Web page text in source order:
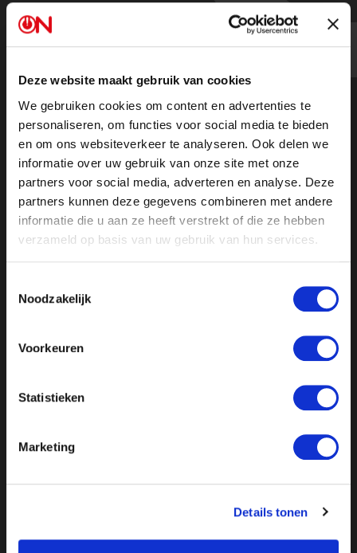
Deze website maakt gebruik van cookies
We gebruiken cookies om content en advertenties te
personaliseren, om functies voor social media te bieden
en om ons websiteverkeer te analyseren. Ook delen we
informatie over uw gebruik van onze site met onze
partners voor social media, adverteren en analyse. Deze
partners kunnen deze gegevens combineren met andere
informatie die u aan ze heeft verstrekt of die ze hebben
verzameld op basis van uw gebruik van hun services.
Noodzakelijk
Voorkeuren
Statistieken
Marketing
Details tonen
De Nationaal Coördinator tegen Discriminatie en
een oorlog voert tegen moslims.
Ab Flipse is duidelijk: “Pak deze man vandaag nog op.
Deze uitspraak is levensgevaarlijk.”
Kan iemand met zo’n functie dit zeggen?
Kijk de uitzending